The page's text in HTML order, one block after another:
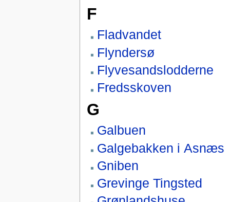
F
Fladvandet
Flyndersø
Flyvesandslodderne
Fredsskoven
G
Galbuen
Galgebakken i Asnæs
Gniben
Grevinge Tingsted